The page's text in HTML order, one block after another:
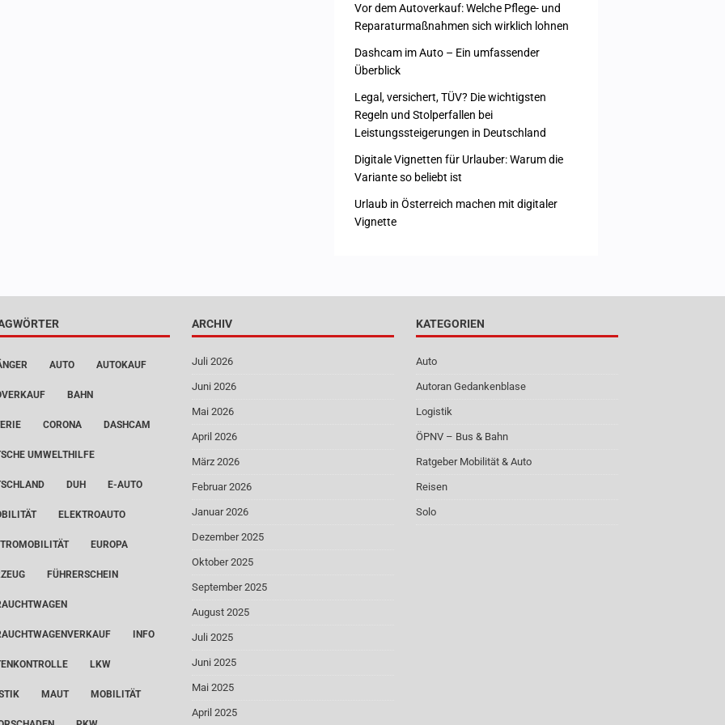
Vor dem Autoverkauf: Welche Pflege- und
Reparaturmaßnahmen sich wirklich lohnen
Dashcam im Auto – Ein umfassender
Überblick
Legal, versichert, TÜV? Die wichtigsten
Regeln und Stolperfallen bei
Leistungssteigerungen in Deutschland
Digitale Vignetten für Urlauber: Warum die
Variante so beliebt ist
Urlaub in Österreich machen mit digitaler
Vignette
AUTO AUTOKAUF
BAHN
CORONA DASHCAM
UMWELTHILFE
DUH E-AUTO
ELEKTROAUTO
EUROPA
FÜHRERSCHEIN
INFO
LKW
MAUT MOBILITÄT
ARCHIV
Juli 2026
Juni 2026
Mai 2026
April 2026
März 2026
Februar 2026
Januar 2026
Dezember 2025
Oktober 2025
September 2025
August 2025
Juli 2025
Juni 2025
Mai 2025
April 2025
KATEGORIEN
Auto
Autoran Gedankenblase
Logistik
ÖPNV – Bus & Bahn
Ratgeber Mobilität & Auto
Reisen
Solo